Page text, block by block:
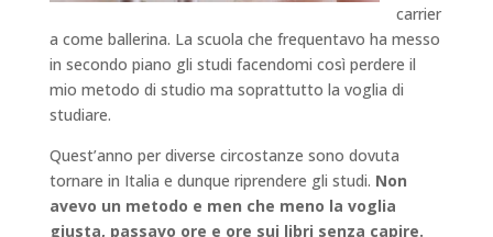
carrier
a come ballerina. La scuola che frequentavo ha messo
in secondo piano gli studi facendomi così perdere il
mio metodo di studio ma soprattutto la voglia di
studiare.
Quest’anno per diverse circostanze sono dovuta
tornare in Italia e dunque riprendere gli studi. Non
avevo un metodo e men che meno la voglia
giusta, passavo ore e ore sui libri senza capire.